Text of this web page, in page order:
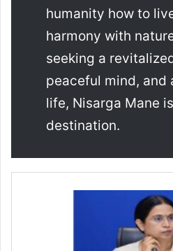
humanity how to
harmony with
seeking a
peaceful mind, and
life, Nisarga Mane
destination.